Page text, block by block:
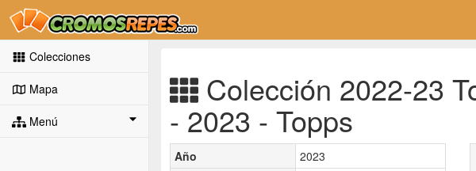
Colecciones
Mapa
Menú
Colección 2022-23
- 2023 - Topps
Año
2023